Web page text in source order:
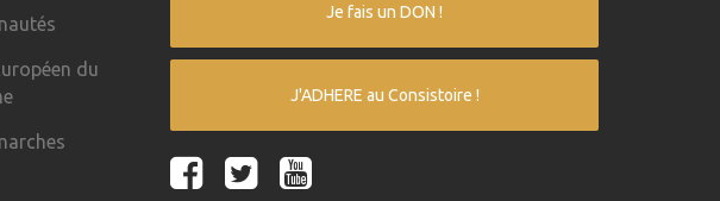
du
Je fais un DON !
J'ADHERE au Consistoire !